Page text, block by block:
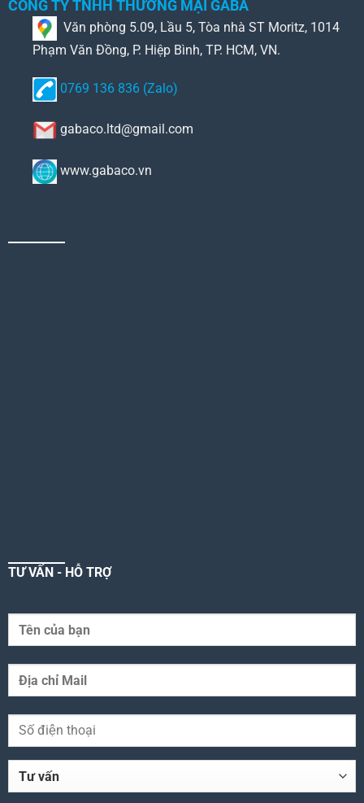
CÔNG TY TNHH THƯƠNG MẠI GABA
Văn phòng 5.09, Lầu 5, Tòa nhà ST Moritz, 1014
Phạm Văn Đồng, P. Hiệp Bình, TP. HCM, VN.
0769 136 836 (Zalo)
gabaco.ltd@gmail.com
www.gabaco.vn
TƯ VẤN - HỖ TRỢ